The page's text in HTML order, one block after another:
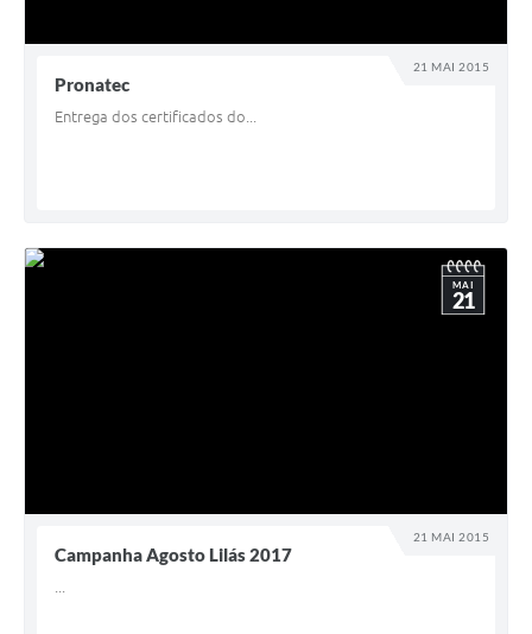
21 MAI 2015
Pronatec
Entrega dos certificados do...
21 MAI 2015
MAI
21
Campanha Agosto Lilás 2017